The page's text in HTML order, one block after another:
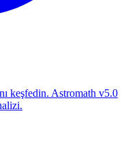
keşfedin. Astromath v5.0